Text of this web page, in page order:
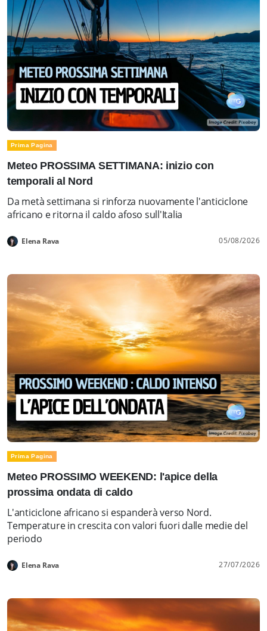
Prima Pagina
Meteo PROSSIMA SETTIMANA: inizio con
temporali al Nord
Da metà settimana si rinforza nuovamente l'anticiclone
africano e ritorna il caldo afoso sull'Italia
Elena Rava 05/08/2026
Prima Pagina
Meteo PROSSIMO WEEKEND: l'apice della
prossima ondata di caldo
L'anticiclone africano si espanderà verso Nord.
Temperature in crescita con valori fuori dalle medie del
periodo
Elena Rava 27/07/2026